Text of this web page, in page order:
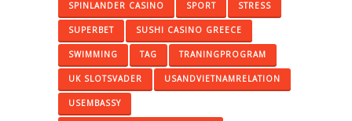
SPINLANDER CASINO SPORT STRESS
SUPERBET SUSHI CASINO GREECE
SWIMMING TAG TRANINGPROGRAM
UK SLOTSVADER USANDVIETNAMRELATION
USEMBASSY